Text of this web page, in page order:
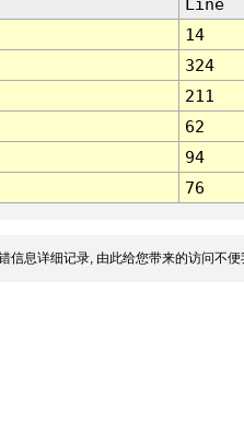
Line
14
324
211
62
94
76
信息详细记录, 由此给您带来的访问不便